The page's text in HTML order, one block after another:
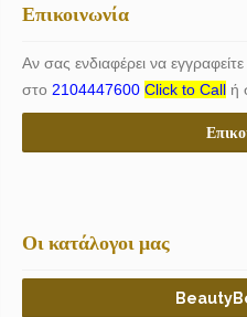
Επικοινωνία
Αν σας ενδιαφέρει να
στο 2104447600 Click to Call ή
Οι κατάλογοι μας